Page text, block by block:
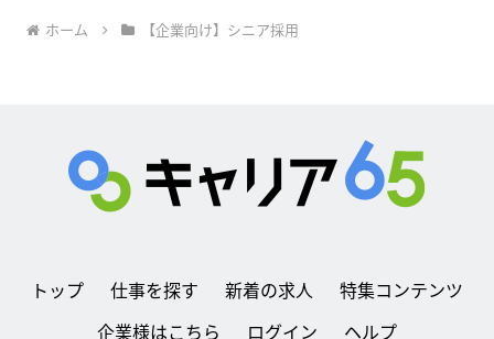
ホーム 【企業向け】シニア採用
トップ 仕事を探す 新着の求人
特集コンテンツ
企業様はこちら
ログイン ヘルプ